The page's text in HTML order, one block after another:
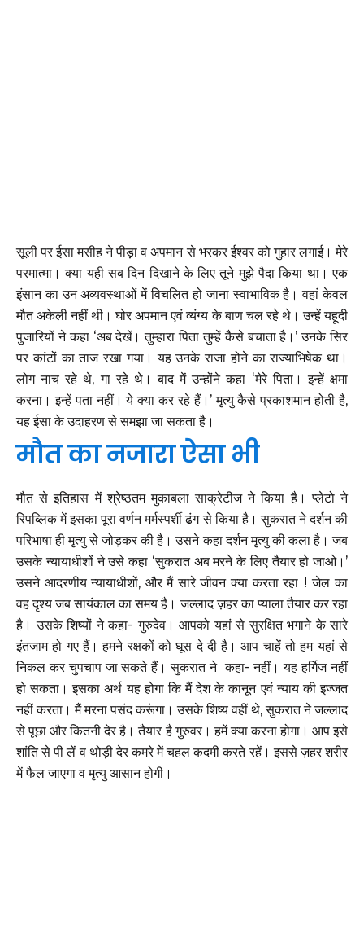
सूली पर ईसा मसीह ने पीड़ा व अपमान से भरकर ईश्वर को गुहार लगाई। मेरे
परमात्मा। क्या यही सब दिन दिखाने के लिए तूने मुझे पैदा किया था। एक
इंसान का उन अव्यवस्थाओं में विचलित हो जाना स्वाभाविक है। वहां केवल
मौत अकेली नहीं थी। घोर अपमान एवं व्यंग्य के बाण चल रहे थे। उन्हें यहूदी
पुजारियों ने कहा ‘अब देखें। तुम्हारा पिता तुम्हें कैसे बचाता है।’ उनके सिर
पर कांटों का ताज रखा गया। यह उनके राजा होने का राज्याभिषेक था।
लोग नाच रहे थे, गा रहे थे। बाद में उन्होंने कहा ‘मेरे पिता। इन्हें क्षमा
करना। इन्हें पता नहीं। ये क्या कर रहे हैं।’ मृत्यु कैसे प्रकाशमान होती है,
यह ईसा के उदाहरण से समझा जा सकता है।
मौत का नजारा ऐसा भी
मौत से इतिहास में श्रेष्ठतम मुकाबला साक्रेटीज ने किया है। प्लेटो ने
रिपब्लिक में इसका पूरा वर्णन मर्मस्पर्शी ढंग से किया है। सुकरात ने दर्शन की
परिभाषा ही मृत्यु से जोड़कर की है। उसने कहा दर्शन मृत्यु की कला है। जब
उसके न्यायाधीशों ने उसे कहा ‘सुकरात अब मरने के लिए तैयार हो जाओ।’
उसने आदरणीय न्यायाधीशों, और मैं सारे जीवन क्या करता रहा ! जेल का
वह दृश्य जब सायंकाल का समय है। जल्लाद ज़हर का प्याला तैयार कर रहा
है। उसके शिष्यों ने कहा- गुरुदेव। आपको यहां से सुरक्षित भगाने के सारे
इंतजाम हो गए हैं। हमने रक्षकों को घूस दे दी है। आप चाहें तो हम यहां से
निकल कर चुपचाप जा सकते हैं। सुकरात ने कहा- नहीं। यह हर्गिज नहीं
हो सकता। इसका अर्थ यह होगा कि मैं देश के कानून एवं न्याय की इज्जत
नहीं करता। मैं मरना पसंद करूंगा। उसके शिष्य वहीं थे, सुकरात ने जल्लाद
से पूछा और कितनी देर है। तैयार है गुरुवर। हमें क्या करना होगा। आप इसे
शांति से पी लें व थोड़ी देर कमरे में चहल कदमी करते रहें। इससे ज़हर शरीर
में फैल जाएगा व मृत्यु आसान होगी।